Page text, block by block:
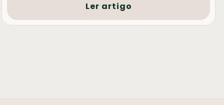
Ler artigo